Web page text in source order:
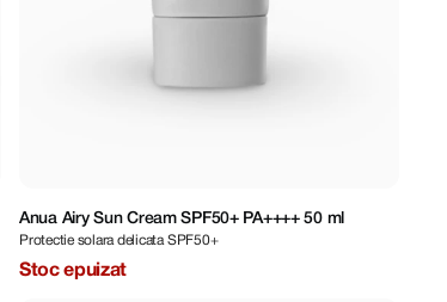
Anua Airy Sun Cream SPF50+ PA++++ 50 ml
Protectie solara delicata SPF50+
Stoc epuizat